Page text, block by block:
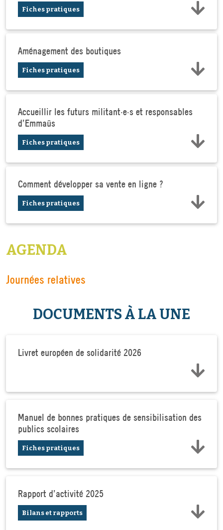
Fiches pratiques
Aménagement des boutiques
Fiches pratiques
Accueillir les futurs militant·e·s et responsables
d’Emmaüs
Fiches pratiques
Comment développer sa vente en ligne ?
Fiches pratiques
AGENDA
Journées relatives
DOCUMENTS À LA UNE
Livret européen de solidarité 2026
Manuel de bonnes pratiques de sensibilisation des
publics scolaires
Fiches pratiques
Rapport d'activité 2025
Bilans et rapports